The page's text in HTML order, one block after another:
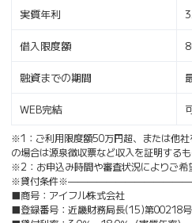
実質年利
借入限度額
融資までの期間
WEB完結
※1：ご利用限度額50万円超、または他
の場合は源泉徴収票など収入を証明するも
※2：お申込み時間や審査状況によりご希
※貸付条件
■商号：アイフル株式会社
■登録番号：近畿財務局長(15)第00218号